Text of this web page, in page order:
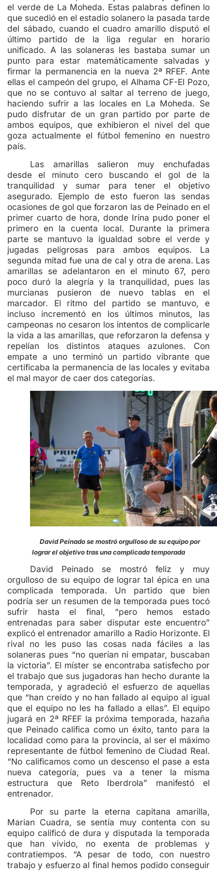
el verde de La Moheda. Estas palabras definen lo
que sucedió en el estadio solanero la pasada tarde
del sábado, cuando el cuadro amarillo disputó el
último partido de la liga regular en horario
unificado. A las solaneras les bastaba sumar un
punto para estar matemáticamente salvadas y
firmar la permanencia en la nueva 2ª RFEF. Ante
ellas el campeón del grupo, el Alhama CF-El Pozo,
que no se contuvo al saltar al terreno de juego,
haciendo sufrir a las locales en La Moheda. Se
pudo disfrutar de un gran partido por parte de
ambos equipos, que exhibieron el nivel del que
goza actualmente el fútbol femenino en nuestro
país.
Las amarillas salieron muy enchufadas
desde el minuto cero buscando el gol de la
tranquilidad y sumar para tener el objetivo
asegurado. Ejemplo de esto fueron las sendas
ocasiones de gol que forzaron las de Peinado en el
primer cuarto de hora, donde Irina pudo poner el
primero en la cuenta local. Durante la primera
parte se mantuvo la igualdad sobre el verde y
jugadas peligrosas para ambos equipos. La
segunda mitad fue una de cal y otra de arena. Las
amarillas se adelantaron en el minuto 67, pero
poco duró la alegría y la tranquilidad, pues las
murcianas pusieron de nuevo tablas en el
marcador. El ritmo del partido se mantuvo, e
incluso incrementó en los últimos minutos, las
campeonas no cesaron los intentos de complicarle
la vida a las amarillas, que reforzaron la defensa y
repelían los distintos ataques azulones. Con
empate a uno terminó un partido vibrante que
certificaba la permanencia de las locales y evitaba
el mal mayor de caer dos categorías.
David Peinado se mostró orgulloso de su equipo por
lograr el objetivo tras una complicada temporada
David Peinado se mostró feliz y muy
orgulloso de su equipo de lograr tal épica en una
complicada temporada. Un partido que bien
podría ser un resumen de la temporada pues tocó
sufrir hasta el final, “pero hemos estado
entrenadas para saber disputar este encuentro”
explicó el entrenador amarillo a Radio Horizonte. El
rival no les puso las cosas nada fáciles a las
solaneras pues “no querían ni empatar, buscaban
la victoria”. El míster se encontraba satisfecho por
el trabajo que sus jugadoras han hecho durante la
temporada, y agradeció el esfuerzo de aquellas
que “han creído y no han fallado al equipo al igual
que el equipo no les ha fallado a ellas”. El equipo
jugará en 2ª RFEF la próxima temporada, hazaña
que Peinado califica como un éxito, tanto para la
localidad como para la provincia, al ser el máximo
representante de fútbol femenino de Ciudad Real.
“No calificamos como un descenso el pase a esta
nueva categoría, pues va a tener la misma
estructura que Reto Iberdrola” manifestó el
entrenador.
Por su parte la eterna capitana amarilla,
Marian Cuadra, se sentía muy contenta con su
equipo calificó de dura y disputada la temporada
que han vivido, no exenta de problemas y
contratiempos. “A pesar de todo, con nuestro
trabajo y esfuerzo al final hemos podido conseguir